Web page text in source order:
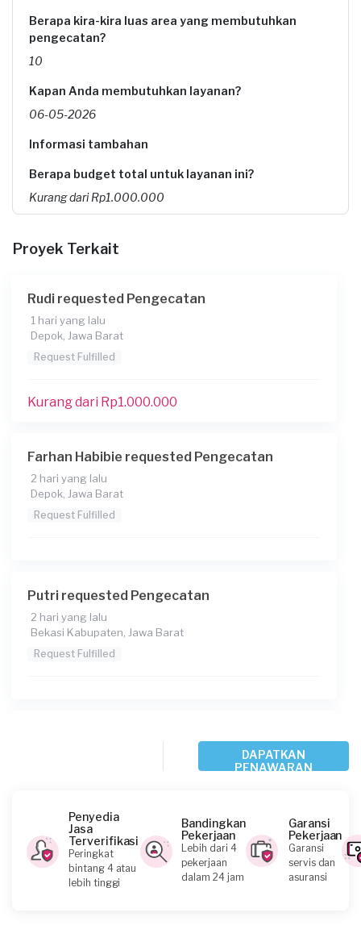
Berapa kira-kira luas area yang membutuhkan
pengecatan?
10
Kapan Anda membutuhkan layanan?
06-05-2026
Informasi tambahan
Berapa budget total untuk layanan ini?
Kurang dari Rp1.000.000
Proyek Terkait
Rudi requested Pengecatan
1 hari yang lalu
Depok, Jawa Barat
Request Fulfilled
Kurang dari Rp1.000.000
Farhan Habibie requested Pengecatan
2 hari yang lalu
Depok, Jawa Barat
Request Fulfilled
Putri requested Pengecatan
2 hari yang lalu
Bekasi Kabupaten, Jawa Barat
Request Fulfilled
Intan Laraz requested Pengecatan
DAPATKAN
PENAWARAN
Penyedia
Jasa
Terverifikasi
Peringkat
bintang 4 atau
lebih tinggi
Bandingkan
Pekerjaan
Lebih dari 4
pekerjaan
dalam 24 jam
Garansi
Pekerjaan
Garansi
servis dan
asuransi